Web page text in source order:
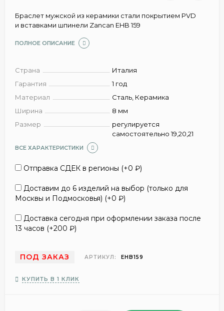
Браслет мужской из керамики стали покрытием PVD
и вставками шпинели Zancan EHB 159
ПОЛНОЕ ОПИСАНИЕ
Страна
Италия
Гарантия
1 год
Материал
Сталь, Керамика
Ширина
8 мм
Размер
регулируется
самостоятельно 19,20,21
ВСЕ ХАРАКТЕРИСТИКИ
Отправка СДЕК в регионы (+0 ₽)
Доставим до 6 изделий на выбор (только для
Москвы и Подмосковья) (+0 ₽)
Доставка сегодня при оформлении заказа после
13 часов (+200 ₽)
ПОД ЗАКАЗ АРТИКУЛ: EHB159
КУПИТЬ В 1 КЛИК